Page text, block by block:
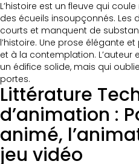
L’histoire est un fleuve qui
des écueils insoupçonnés. Les
courts et manquent de
l’histoire. Une prose élégante
et à la contemplation.
un édifice solide, mais qui
portes.
Littérature
d’animation :
animé,
jeu vidéo